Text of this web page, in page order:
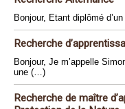
Bonjour, Etant diplômé
Recherche
Bonjour, Je m’appelle
une (…)
Recherche de maître